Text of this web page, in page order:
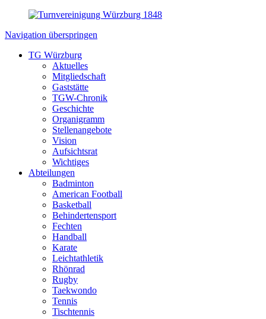
Navigation überspringen
TG Würzburg
Aktuelles
Mitgliedschaft
Gaststätte
TGW-Chronik
Geschichte
Organigramm
Stellenangebote
Vision
Aufsichtsrat
Wichtiges
Abteilungen
Badminton
American Football
Basketball
Behindertensport
Fechten
Handball
Karate
Leichtathletik
Rhönrad
Rugby
Taekwondo
Tennis
Tischtennis